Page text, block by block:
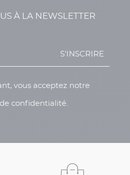
À LA NEWSLETTER
S'INSCRIRE
vous acceptez notre
confidentialité.